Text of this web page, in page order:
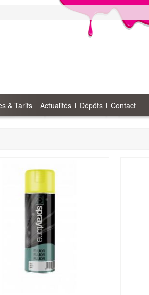
& Tarifs Actualités Dépôts Contact